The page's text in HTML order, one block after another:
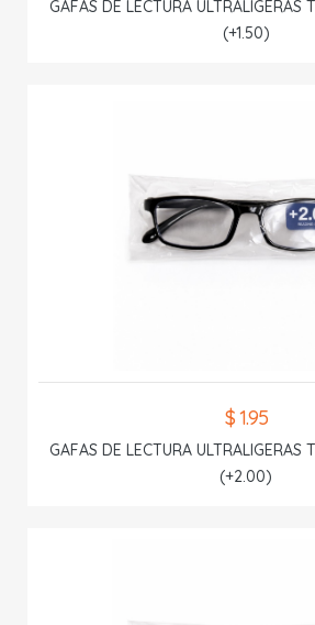
GAFAS DE LECTURA ULTRALIGERAS
(+1.50)
$ 1.95
GAFAS DE LECTURA ULTRALIGERAS
(+2.00)